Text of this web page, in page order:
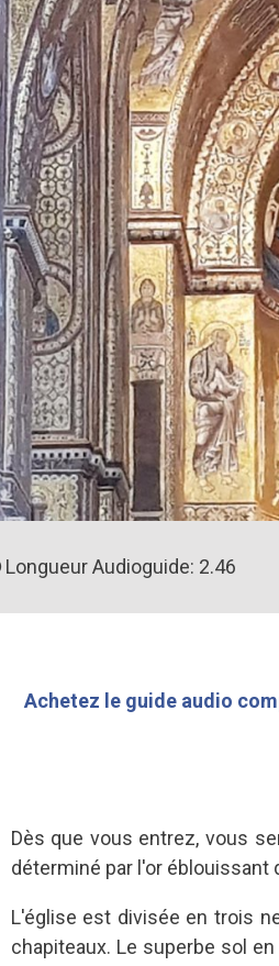
Longueur Audioguide: 2.46
Achetez le guide audio
Dès que vous entrez, vous
déterminé par l'or éblouissant
L'église est divisée en trois
chapiteaux. Le superbe sol